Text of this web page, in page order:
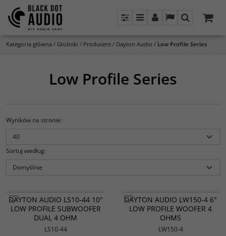
PanelMenuPanel LangSzukaj
Kategoria główna / Głośniki / Producent / Dayton Audio / Low Profile Series
Low Profile Series
Wyników na stronie:
Sortuj według:
DAYTON AUDIO LS10-44 10"
LOW PROFILE SUBWOOFER
DUAL 4 OHM
LS10-44
DAYTON AUDIO LW150-4 6"
LOW PROFILE WOOFER 4
OHMS
LW150-4